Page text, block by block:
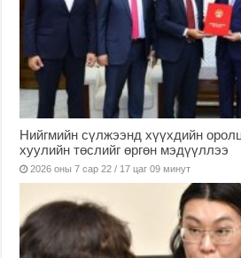
Нийгмийн сүлжээнд хүүхдийн
хуулийн төслийг өргөн мэдүүллээ
2026 оны 7 сар 22 / 17 цаг 09 минут